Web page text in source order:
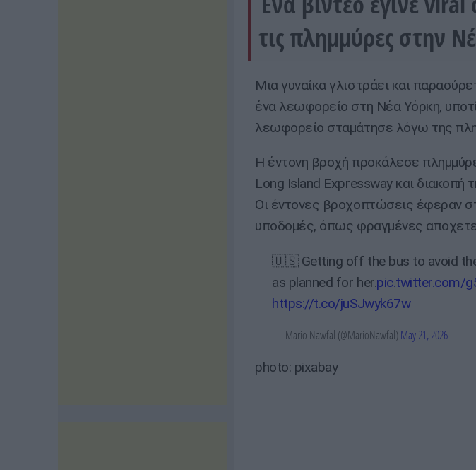
τις πλημμύρες στην
Μια γυναίκα γλιστράει και
ένα λεωφορείο στη Νέα Υόρκη,
λεωφορείο σταμάτησε λόγω της
Η έντονη βροχή προκάλεσε
Long Island Expressway και διακοπή
Οι έντονες βροχοπτώσεις έφεραν
υποδομές, όπως φραγμένες
🇺🇸 Getting off the bus to avoid
as planned for her.pic.twitter.com/
https://t.co/juSJwyk67w
— Mario Nawfal (@MarioNawfal)May 21, 2026
photo: pixabay